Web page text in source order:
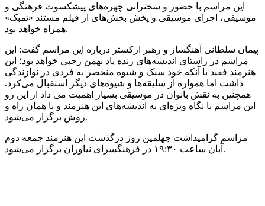
این مراسم با حضور و سخنرانی چهره‌های پیشکسوت فرهنگی و
موسیقی، اجرای موسیقی و پخش بخش‌های از فیلم مستند «تمبک»
همراه خواهد بود.
پیمان سلطانی آهنگساز و رهبر ارکستر درباره این مراسم گفت: این
مراسم در راستای اندیشه‌های زنده یاد بهمن رجبی خواهد بود؛ این
هنرمند فقید با آنکه خود سبک و شیوه‌ منحصر به فردی در نوازندگی
داشت اما همواره از سلیقه‌ها و شیوه‌های دیگر استقبال می‌کرد.
همچنین به نقش بانوان در موسیقی بسیار اهمیت می داد از این رو
این مراسم با نگاه ویژه‌ای به اندیشه‌های این هنرمند و با همان راه و
روش برگزار می‌شود.
مراسم گرامیداشت چهلمین روز درگذشت این هنرمند جمعه دوم
آبان ساعت ۱۹:۳۰ در فرهنگسرای نیاوران برگزار می‌شود.